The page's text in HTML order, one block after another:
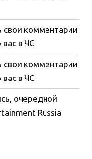
свои комментарии
вас в ЧС
свои комментарии
вас в ЧС
очередной
Russia